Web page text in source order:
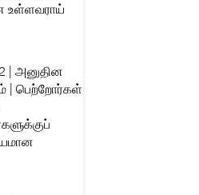
உள்ளவராய்
| அனுதின
| பெற்றோர்கள்